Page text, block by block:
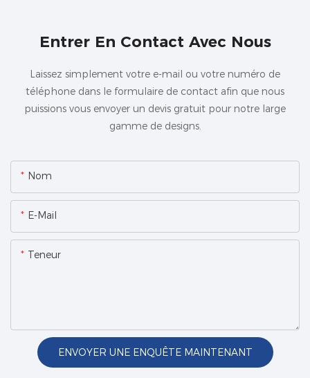
Entrer En Contact Avec Nous
Laissez simplement votre e-mail ou votre numéro de
téléphone dans le formulaire de contact afin que nous
puissions vous envoyer un devis gratuit pour notre large
gamme de designs.
Nom
E-Mail
Teneur
ENVOYER UNE ENQUÊTE MAINTENANT